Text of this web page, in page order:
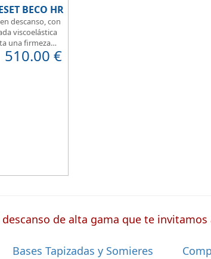
BECO HR
descanso, con
viscoelástica
una firmeza
reparador.
y gran
510.00 €
de alta gama que te invitamos
Bases Tapizadas y Somieres